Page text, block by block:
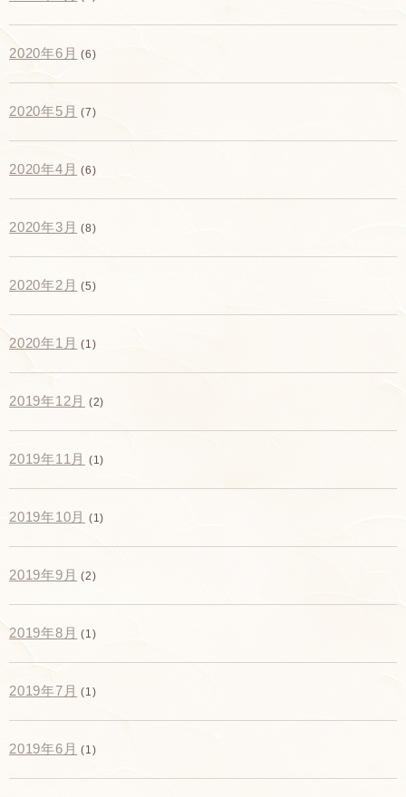
2020年6月 (6)
2020年5月 (7)
2020年4月 (6)
2020年3月 (8)
2020年2月 (5)
2020年1月 (1)
2019年12月 (2)
2019年11月 (1)
2019年10月 (1)
2019年9月 (2)
2019年8月 (1)
2019年7月 (1)
2019年6月 (1)